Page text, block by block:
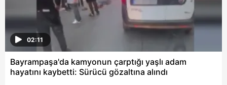
02:11
Bayrampaşa'da kamyonun çarptığı yaşlı adam
hayatını kaybetti: Sürücü gözaltına alındı